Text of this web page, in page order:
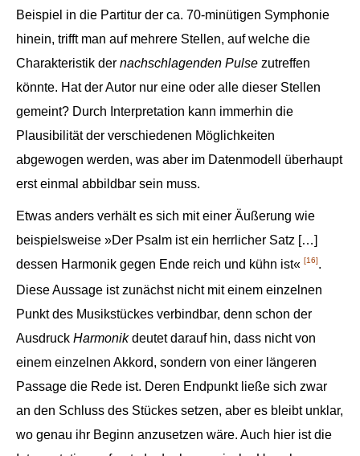
Beispiel in die Partitur der ca. 70-minütigen Symphonie
hinein, trifft man auf mehrere Stellen, auf welche die
Charakteristik der nachschlagenden Pulse zutreffen
könnte. Hat der Autor nur eine oder alle dieser Stellen
gemeint? Durch Interpretation kann immerhin die
Plausibilität der verschiedenen Möglichkeiten
abgewogen werden, was aber im Datenmodell überhaupt
erst einmal abbildbar sein muss.
Etwas anders verhält es sich mit einer Äußerung wie
beispielsweise »Der Psalm ist ein herrlicher Satz […]
dessen Harmonik gegen Ende reich und kühn ist« [16].
Diese Aussage ist zunächst nicht mit einem einzelnen
Punkt des Musikstückes verbindbar, denn schon der
Ausdruck Harmonikdeutet darauf hin, dass nicht von
einem einzelnen Akkord, sondern von einer längeren
Passage die Rede ist. Deren Endpunkt ließe sich zwar
an den Schluss des Stückes setzen, aber es bleibt unklar,
wo genau ihr Beginn anzusetzen wäre. Auch hier ist die